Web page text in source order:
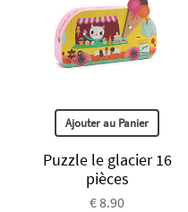
Ajouter au Panier
Puzzle le glacier 16
pièces
€ 8.90